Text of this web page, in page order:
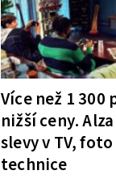
Více než 1
nižší ceny.
slevy v TV,
technice